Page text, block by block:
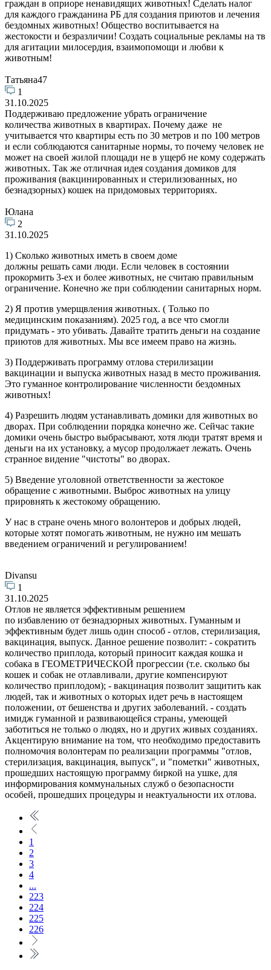
граждан в оприоре ненавидящих животных! Сделать налог
для каждого гражданина РБ для создания приютов и лечения
бездомных животных! Общество воспитывается на
жестокости и безразличии! Создать социальные рекламы на тв
для агитации милосердия, взаимопомощи и любви к
животным!
Татьяна47
1
31.10.2025
Поддерживаю предложение убрать ограничение
количества животных в квартирах. Почему даже не
учитывается что квартиры есть по 30 метров и по 100 метров
и если соблюдаются санитарные нормы, то почему человек не
может на своей жилой площади не в ущерб не кому содержать
животных. Так же отличная идея создания домиков для
проживания (вакцинированных и стерилизованных, но
безнадзорных) кошек на придомовых территориях.
Юлана
2
31.10.2025
1) Сколько животных иметь в своем доме
должны решать сами люди. Если человек в состоянии
прокормить 3-ех и более животных, не считаю правильным
ограничение. Конечно же при соблюдении санитарных норм.
2) Я против умерщвления животных. ( Только по
медицинским показаниям). 2025 год, а все что смогли
придумать - это убивать. Давайте тратить деньги на создание
приютов для животных. Мы все имеем право на жизнь.
3) Поддерживать программу отлова стерилизации
вакцинации и выпуска животных назад в место проживания.
Это гуманное контролирование численности бездомных
животных!
4) Разрешить людям устанавливать домики для животных во
дворах. При соблюдении порядка конечно же. Сейчас такие
домики очень быстро выбрасывают, хотя люди тратят время и
деньги на их установку, а мусор продолжает лежать. Очень
странное видение "чистоты" во дворах.
5) Введение уголовной ответственности за жестокое
обращение с животными. Выброс животных на улицу
прировнять к жестокому обращению.
У нас в стране очень много волонтеров и добрых людей,
которые хотят помогать животным, не нужно им мешать
введением ограничений и регулированием!
Divansu
1
31.10.2025
Отлов не является эффективным решением
по избавлению от безнадзорных животных. Гуманным и
эффективным будет лишь один способ - отлов, стерилизация,
вакцинация, выпуск. Данное решение позволит: - сократить
количество приплода, который приносит каждая кошка и
собака в ГЕОМЕТРИЧЕСКОЙ прогрессии (т.е. сколько бы
кошек и собак не отлавливали, другие компенсируют
количество приплодом); - вакцинация позволит защитить как
людей, так и животных о которых идет речь в настоящем
положении, от бешенства и других заболеваний. - создать
имидж гуманной и развивающейся страны, умеющей
заботиться не только о людях, но и других живых созданиях.
Акцентирую внимание на том, что необходимо предоставить
полномочия волонтерам по реализации программы "отлов,
стерилизация, вакцинация, выпуск", и "пометки" животных,
прошедших настоящую программу биркой на ушке, для
информирования коммунальных служб о безопасности
особей, прошедших процедуры и неактуальности их отлова.
1
2
3
4
...
223
224
225
226